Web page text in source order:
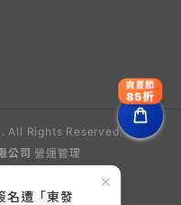
×
名遭「東發
. All Rights Reserved.
公司 營運管理
爽夏節
85折